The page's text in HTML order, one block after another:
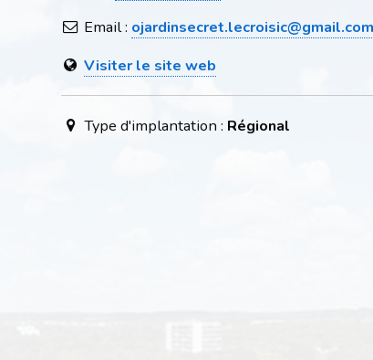
Email : ojardinsecret.lecroisic@gmail.com
Visiter le site web
Type d'implantation : Régional